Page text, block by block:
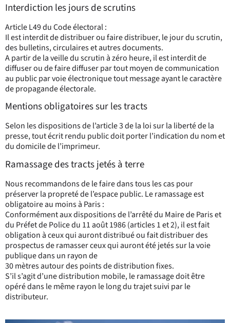
Interdiction les jours de scrutins
Article L49 du Code électoral :
Il est interdit de distribuer ou faire distribuer, le jour du scrutin,
des bulletins, circulaires et autres documents.
A partir de la veille du scrutin à zéro heure, il est interdit de
diffuser ou de faire diffuser par tout moyen de communication
au public par voie électronique tout message ayant le caractère
de propagande électorale.
Mentions obligatoires sur les tracts
Selon les dispositions de l’article 3 de la loi sur la liberté de la
presse, tout écrit rendu public doit porter l’indication du nom et
du domicile de l’imprimeur.
Ramassage des tracts jetés à terre
Nous recommandons de le faire dans tous les cas pour
préserver la propreté de l’espace public. Le ramassage est
obligatoire au moins à Paris :
Conformément aux dispositions de l’arrêté du Maire de Paris et
du Préfet de Police du 11 août 1986 (articles 1 et 2), il est fait
obligation à ceux qui auront distribué ou fait distribuer des
prospectus de ramasser ceux qui auront été jetés sur la voie
publique dans un rayon de
30 mètres autour des points de distribution fixes.
S’il s’agit d’une distribution mobile, le ramassage doit être
opéré dans le même rayon le long du trajet suivi par le
distributeur.